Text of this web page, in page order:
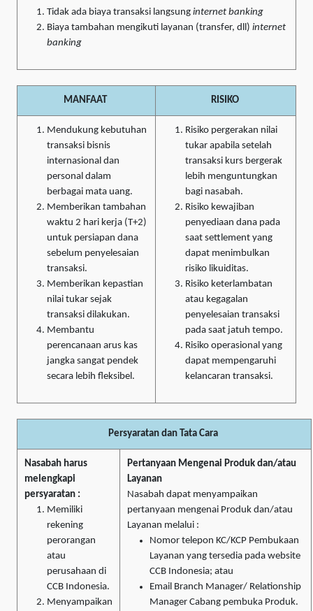
Tidak ada biaya transaksi langsung internet banking
Biaya tambahan mengikuti layanan (transfer, dll) internet
banking
MANFAAT RISIKO
Mendukung kebutuhan
transaksi bisnis
internasional dan
personal dalam
berbagai mata uang.
Memberikan tambahan
waktu 2 hari kerja (T+2)
untuk persiapan dana
sebelum penyelesaian
transaksi.
Memberikan kepastian
nilai tukar sejak
transaksi dilakukan.
Membantu
perencanaan arus kas
jangka sangat pendek
secara lebih fleksibel.
Risiko pergerakan nilai
tukar apabila setelah
transaksi kurs bergerak
lebih menguntungkan
bagi nasabah.
Risiko kewajiban
penyediaan dana pada
saat settlement yang
dapat menimbulkan
risiko likuiditas.
Risiko keterlambatan
atau kegagalan
penyelesaian transaksi
pada saat jatuh tempo.
Risiko operasional yang
dapat mempengaruhi
kelancaran transaksi.
Persyaratan dan Tata Cara
Nasabah harus
melengkapi
persyaratan :
Memiliki
rekening
perorangan
atau
perusahaan di
CCB Indonesia.
Menyampaikan
Pertanyaan Mengenai Produk dan/atau
Layanan
Nasabah dapat menyampaikan
pertanyaan mengenai Produk dan/atau
Layanan melalui :
Nomor telepon KC/KCP Pembukaan
Layanan yang tersedia pada website
CCB Indonesia; atau
Email Branch Manager/ Relationship
Manager Cabang pembuka Produk.